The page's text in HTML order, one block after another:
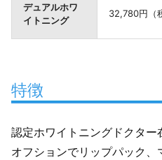
デュアルホワ
イトニング
32,780円（
特徴
認定ホワイトニングドクター
オフションでリップパック